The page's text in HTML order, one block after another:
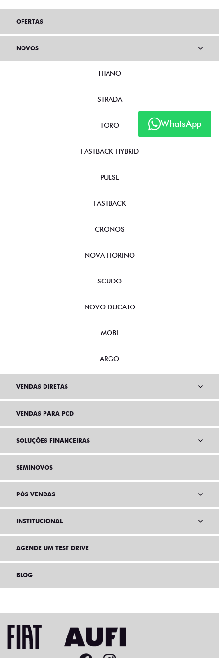
WhatsApp
OFERTAS
NOVOS
TITANO
STRADA
TORO
FASTBACK HYBRID
PULSE
FASTBACK
CRONOS
NOVA FIORINO
SCUDO
NOVO DUCATO
MOBI
ARGO
VENDAS DIRETAS
VENDAS PARA PCD
SOLUÇÕES FINANCEIRAS
SEMINOVOS
PÓS VENDAS
INSTITUCIONAL
AGENDE UM TEST DRIVE
BLOG